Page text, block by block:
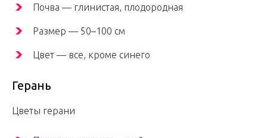
Почва — глинистая, плодородная
Размер — 50–100 см
Цвет — все, кроме синего
Герань
Цветы герани